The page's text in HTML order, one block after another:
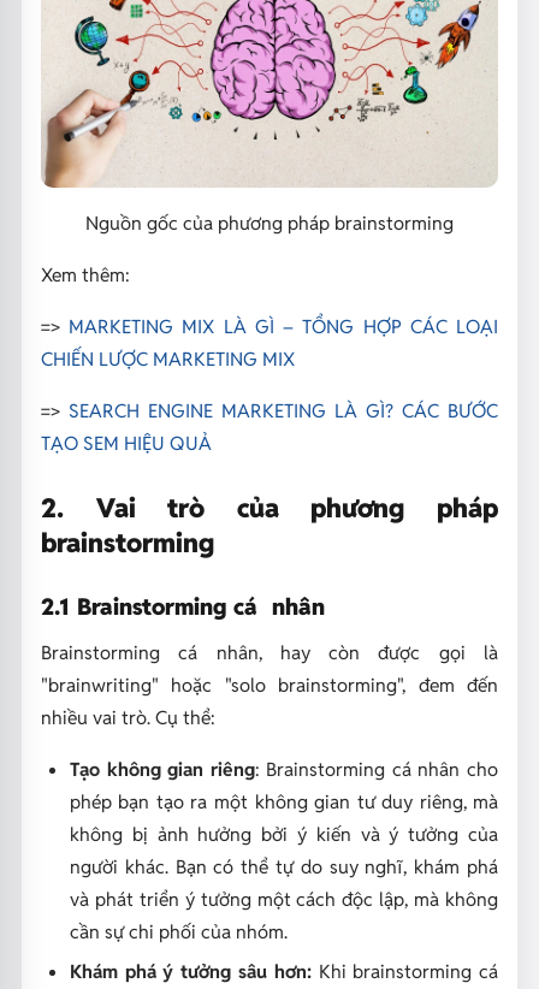
Nguồn gốc của phương pháp brainstorming
Xem thêm:
=> MARKETING MIX LÀ GÌ – TỔNG HỢP CÁC LOẠI
CHIẾN LƯỢC MARKETING MIX
=> SEARCH ENGINE MARKETING LÀ GÌ? CÁC BƯỚC
TẠO SEM HIỆU QUẢ
2. Vai trò của phương pháp
brainstorming
2.1 Brainstorming cá nhân
Brainstorming cá nhân, hay còn được gọi là
"brainwriting" hoặc "solo brainstorming", đem đến
nhiều vai trò. Cụ thể:
Tạo không gian riêng: Brainstorming cá nhân cho
phép bạn tạo ra một không gian tư duy riêng, mà
không bị ảnh hưởng bởi ý kiến và ý tưởng của
người khác. Bạn có thể tự do suy nghĩ, khám phá
và phát triển ý tưởng một cách độc lập, mà không
cần sự chi phối của nhóm.
Khám phá ý tưởng sâu hơn:Khi brainstorming cá